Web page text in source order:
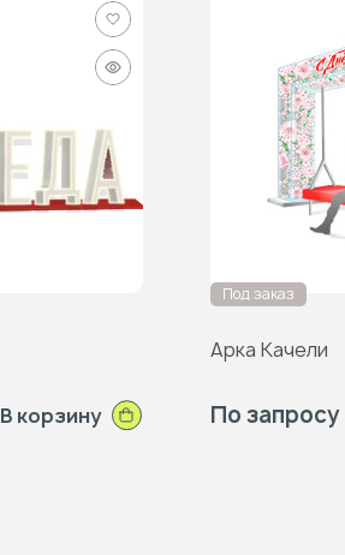
Добавить
в
избранное
Быстрый
просмотр
В корзину
Под заказ
Арка Качели
По запросу